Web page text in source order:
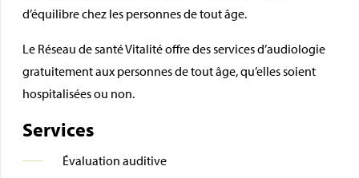
d’équilibre chez les personnes de tout âge.
Le Réseau de santé Vitalité offre des services d’audiologie
gratuitement aux personnes de tout âge, qu’elles soient
hospitalisées ou non.
Services
Évaluation auditive